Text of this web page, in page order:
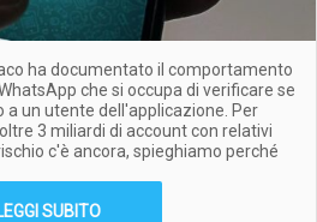
ha documentato il comportamento
che si occupa di verificare se
a un utente dell'applicazione. Per
3 miliardi di account con relativi
c'è ancora, spieghiamo perché
SUBITO